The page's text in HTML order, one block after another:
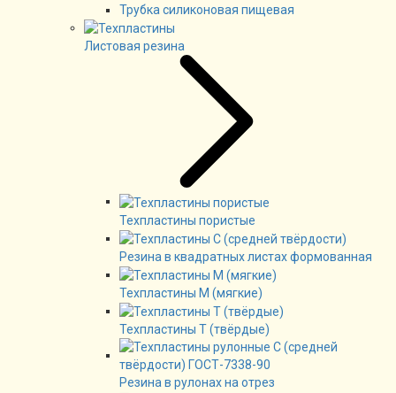
Трубка силиконовая пищевая
Листовая резина
Техпластины пористые
Резина в квадратных листах формованная
Техпластины М (мягкие)
Техпластины Т (твёрдые)
Резина в рулонах на отрез